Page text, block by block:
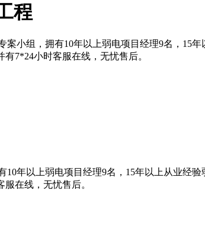
程
小组，拥有10年以上弱电项目经理9名，15
7*24小时客服在线，无忧售后。
年以上弱电项目经理9名，15年以上从业经
在线，无忧售后。